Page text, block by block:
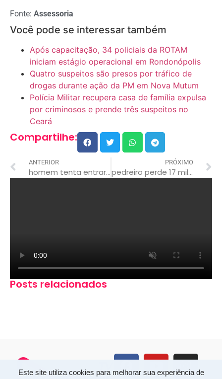
Este site utiliza cookies para melhorar sua experiência de
Fonte: Assessoria
Você pode se interessar também
Após capacitação, 34 policiais da ROTAM
iniciam estágio operacional em Rondonópolis
Quatro suspeitos são presos por tráfico de
drogas durante ação da PM em Nova Mutum
Polícia Militar recupera casa de família expulsa
por criminosos e prende três suspeitos no
Ceará
Compartilhe:
ANTERIOR
homem tenta entrar de “penetra” em festa e é furado com espeto
PRÓXIMO
pedreiro perde 17 mil reais em golpe de “falsa herança”
Posts relacionados